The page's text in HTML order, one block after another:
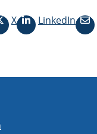
X LinkedIn